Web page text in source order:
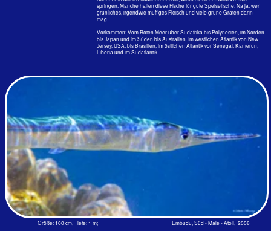
unter der Oberfläche bis
höchstens 3 m Tiefe. Obendrein
sind die Nadelfische tagaktiv.
Größe: 30 cm, Tiefe: 0,5 m; Kuramathi, Rasdu - Atoll, 1984
‍Auch die Halbschnabelhechte sind nur mit wenigen Arten um den
maledivischen Urlaubsinseln vertreten. Obwohl diese Familie mit 12
Gattungen und rund 80 Arten wahrlich nicht gerade klein ist.
‍Sie sind mit 5 - 40 cm Körperlänge bedeutend kleiner als die Hornhechte,